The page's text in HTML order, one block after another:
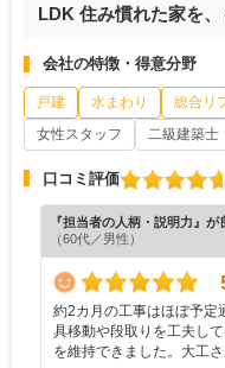
LDK 住み慣れた家を、
会社の特徴・得意分野
戸建 水まわり 総合リ
女性スタッフ
二級建築士
口コミ評価
『担当者の人柄・説明力』が
（60代／男性）
約2カ月の工事はほぼ予定
具移動や段取りを工夫し
を維持できました。大工